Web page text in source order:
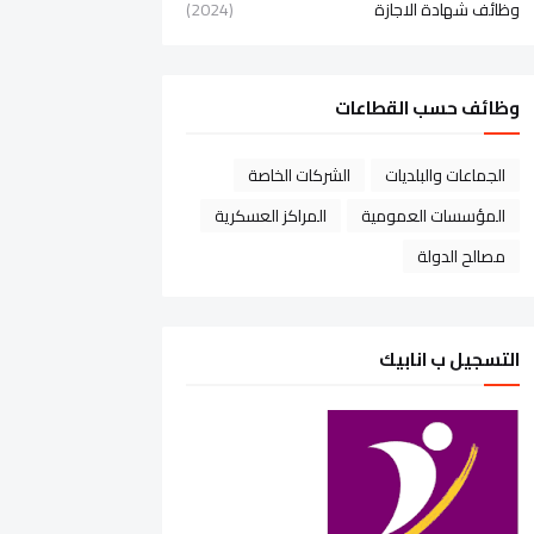
وظائف شهادة الاجازة (2024)
وظائف حسب القطاعات
الجماعات والبلديات
الشركات الخاصة
المؤسسات العمومية
المراكز العسكرية
مصالح الدولة
التسجيل ب انابيك